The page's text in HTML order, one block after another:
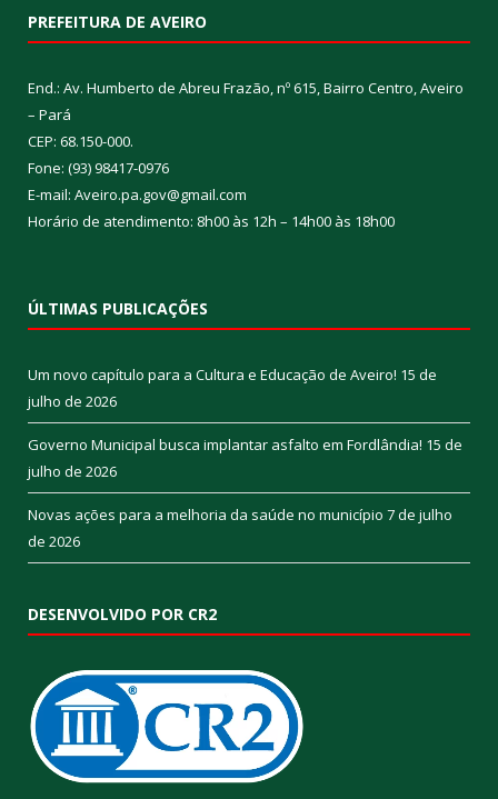
PREFEITURA DE AVEIRO
End.: Av. Humberto de Abreu Frazão, nº 615, Bairro Centro, Aveiro
– Pará
CEP: 68.150-000.
Fone: (93) 98417-0976
E-mail: Aveiro.pa.gov@gmail.com
Horário de atendimento: 8h00 às 12h – 14h00 às 18h00
ÚLTIMAS PUBLICAÇÕES
Um novo capítulo para a Cultura e Educação de Aveiro! 15 de
julho de 2026
Governo Municipal busca implantar asfalto em Fordlândia! 15 de
julho de 2026
Novas ações para a melhoria da saúde no município 7 de julho
de 2026
DESENVOLVIDO POR CR2